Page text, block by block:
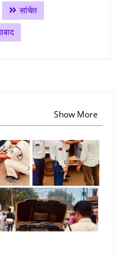
सांचेत
Show More